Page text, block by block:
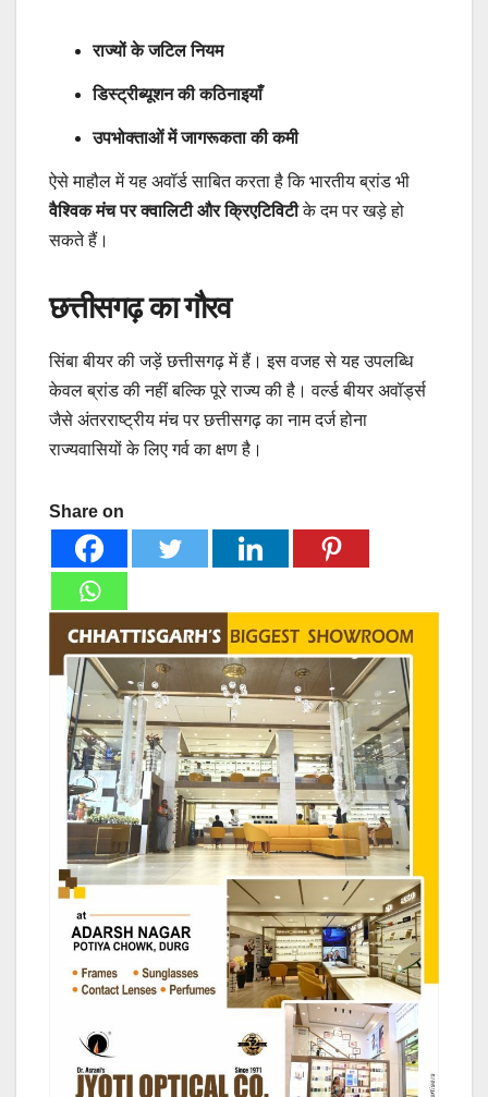
राज्यों के जटिल नियम
डिस्ट्रीब्यूशन की कठिनाइयाँ
उपभोक्ताओं में जागरूकता की कमी
ऐसे माहौल में यह अवॉर्ड साबित करता है कि भारतीय ब्रांड भी
वैश्विक मंच पर क्वालिटी और क्रिएटिविटीके दम पर खड़े हो
सकते हैं।
छत्तीसगढ़ का गौरव
सिंबा बीयर की जड़ें छत्तीसगढ़ में हैं। इस वजह से यह उपलब्धि
केवल ब्रांड की नहीं बल्कि पूरे राज्य की है। वर्ल्ड बीयर अवॉर्ड्स
जैसे अंतरराष्ट्रीय मंच पर छत्तीसगढ़ का नाम दर्ज होना
राज्यवासियों के लिए गर्व का क्षण है।
Share on